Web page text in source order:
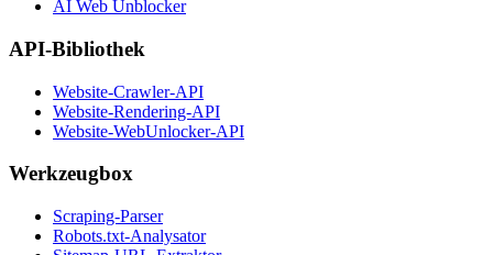
AI Web Unblocker
API-Bibliothek
Website-Crawler-API
Website-Rendering-API
Website-WebUnlocker-API
Werkzeugbox
Scraping-Parser
Robots.txt-Analysator